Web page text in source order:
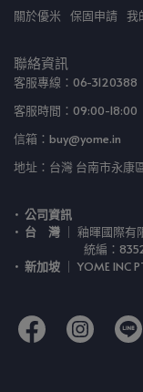
關於優米 保固申請 我
聯絡資訊
客服專線：06-3120388
客服時間：09:00-18:00
信箱：buy@yome.in
地址：台灣 台南市永康
公司資訊
台　灣 ｜ 釉暉國際有
統編：
新加坡 ｜ YOME INC